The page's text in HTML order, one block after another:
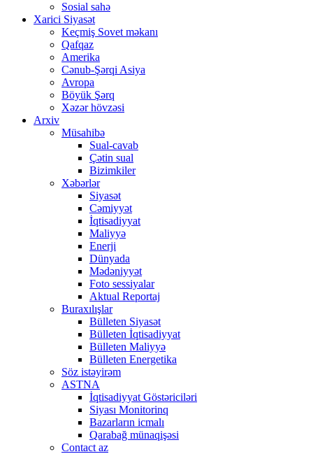
Sosial sahə
Xarici Siyasət
Keçmiş Sovet məkanı
Qafqaz
Amerika
Cənub-Şərqi Asiya
Avropa
Böyük Şərq
Xəzər hövzəsi
Arxiv
Müsahibə
Sual-cavab
Çətin sual
Bizimkiler
Xəbərlər
Siyasət
Cəmiyyət
İqtisadiyyat
Maliyyə
Enerji
Dünyada
Mədəniyyət
Foto sessiyalar
Aktual Reportaj
Buraxılışlar
Bülleten Siyasət
Bülleten İqtisadiyyat
Bülleten Maliyyə
Bülleten Energetika
Söz istəyirəm
ASTNA
İqtisadiyyat Göstəriciləri
Siyası Monitorinq
Bazarların icmalı
Qarabağ münaqişəsi
Contact az